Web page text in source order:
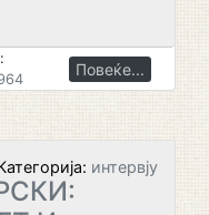
Повеќе...
интервју